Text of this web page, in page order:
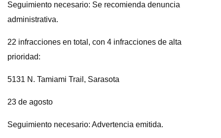
Seguimiento necesario: Se recomienda denuncia
administrativa.
22 infracciones en total, con 4 infracciones de alta
prioridad:
5131 N. Tamiami Trail, Sarasota
23 de agosto
Seguimiento necesario: Advertencia emitida.